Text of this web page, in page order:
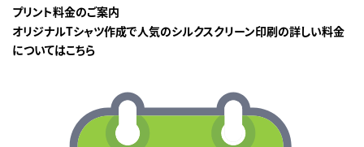
プリント料金のご案内
オリジナルTシャツ作成で人気のシルクスクリーン印刷の詳しい料金
についてはこちら